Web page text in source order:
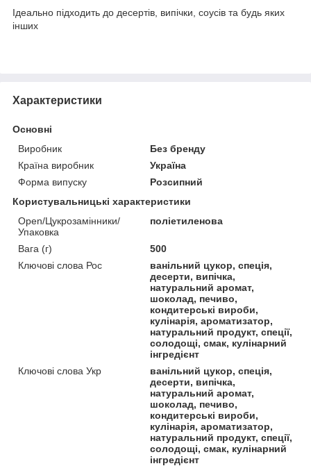
Ідеально підходить до десертів, випічки, соусів та будь яких
інших
Характеристики
Основні
Виробник
Без бренду
Країна виробник
Україна
Форма випуску
Розсипний
Користувальницькі характеристики
Open/Цукрозамінники/
Упаковка
поліетиленова
Вага (г)
500
Ключові слова Рос
ванільний цукор, спеція,
десерти, випічка,
натуральний аромат,
шоколад, печиво,
кондитерські вироби,
кулінарія, ароматизатор,
натуральний продукт, спеції,
солодощі, смак, кулінарний
інгредієнт
Ключові слова Укр
ванільний цукор, спеція,
десерти, випічка,
натуральний аромат,
шоколад, печиво,
кондитерські вироби,
кулінарія, ароматизатор,
натуральний продукт, спеції,
солодощі, смак, кулінарний
інгредієнт